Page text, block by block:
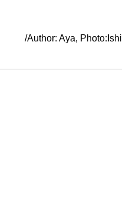
/Author: Aya, Photo:Ishi